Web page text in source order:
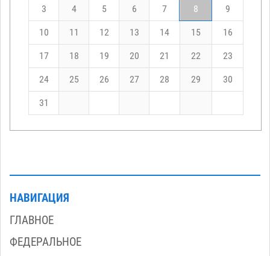
3 4 5 6 7 8 9
10 11 12 13 14 15 16
17 18 19 20 21 22 23
24 25 26 27 28 29 30
31
НАВИГАЦИЯ
ГЛАВНОЕ
ФЕДЕРАЛЬНОЕ